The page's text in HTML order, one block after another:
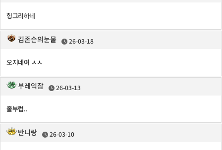
헝그리하네
김존슨의눈물 26-03-18
오지네여 ㅅㅅ
부레익잠 26-03-13
졸부럽..
반니랑 26-03-10